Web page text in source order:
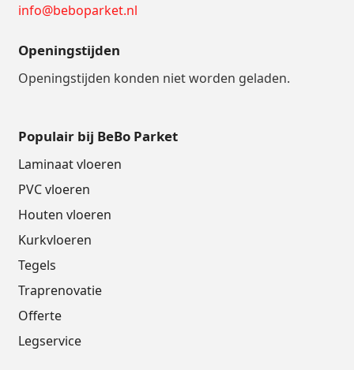
info@beboparket.nl
Openingstijden
Openingstijden konden niet worden geladen.
Populair bij BeBo Parket
Laminaat vloeren
PVC vloeren
Houten vloeren
Kurkvloeren
Tegels
Traprenovatie
Offerte
Legservice